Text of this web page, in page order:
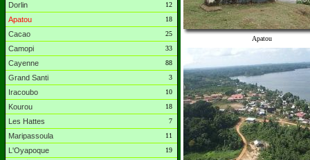
Dorlin 12
Apatou 18
Cacao 25
Camopi 33
Cayenne 88
Grand Santi 3
Iracoubo 10
Kourou 18
Les Hattes 7
Maripassoula 11
L'Oyapoque 19
Apatou